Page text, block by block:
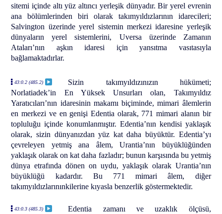
sitemi içinde altı yüz altıncı yerleşik dünyadır. Bir yerel evrenin
ana bölümlerinden biri olarak takımyıldızlarının idarecileri;
Salvington üzerinde yerel sistemin merkezi idaresine yerleşik
dünyaların yerel sistemlerini, Uversa üzerinde Zamanın
Ataları’nın aşkın idaresi için yansıtma vasıtasıyla
bağlamaktadırlar.
43:0.2 (485.2)
Sizin takımyıldızınızın hükümeti;
Norlatiadek’in En Yüksek Unsurları olan, Takımyıldız
Yaratıcıları’nın idaresinin makamı biçiminde, mimari âlemlerin
en merkezi ve en genişi Edentia olarak, 771 mimari alanın bir
topluluğu içinde konumlanmıştır. Edentia’nın kendisi yaklaşık
olarak, sizin dünyanızdan yüz kat daha büyüktür. Edentia’yı
çevreleyen yetmiş ana âlem, Urantia’nın büyüklüğünden
yaklaşık olarak on kat daha fazladır; bunun karşısında bu yetmiş
dünya etrafında dönen on uydu, yaklaşık olarak Urantia’nın
büyüklüğü kadardır. Bu 771 mimari âlem, diğer
takımyıldızlarınınkilerine kıyasla benzerlik göstermektedir.
43:0.3 (485.3)
Edentia zamanı ve uzaklık ölçüsü,